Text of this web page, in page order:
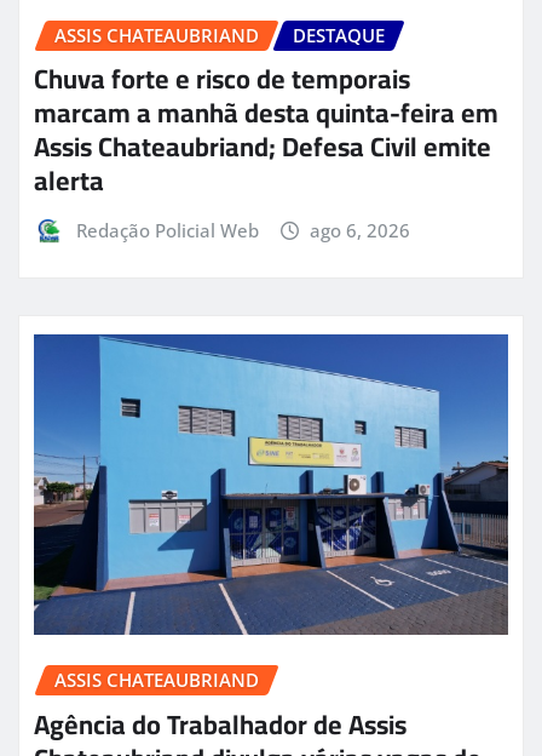
ASSIS CHATEAUBRIAND DESTAQUE
Chuva forte e risco de temporais
marcam a manhã desta quinta-feira em
Assis Chateaubriand; Defesa Civil emite
alerta
Redação Policial Web ago 6, 2026
ASSIS CHATEAUBRIAND
Agência do Trabalhador de Assis